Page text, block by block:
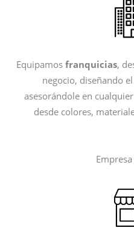
Equipamos franquicias,
negocio, diseñando
asesorándole en
desde colores,